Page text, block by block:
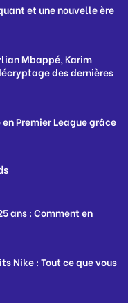
et une nouvelle ère
Mbappé, Karim
des dernières
Premier League grâce
ans : Comment en
Nike : Tout ce que vous